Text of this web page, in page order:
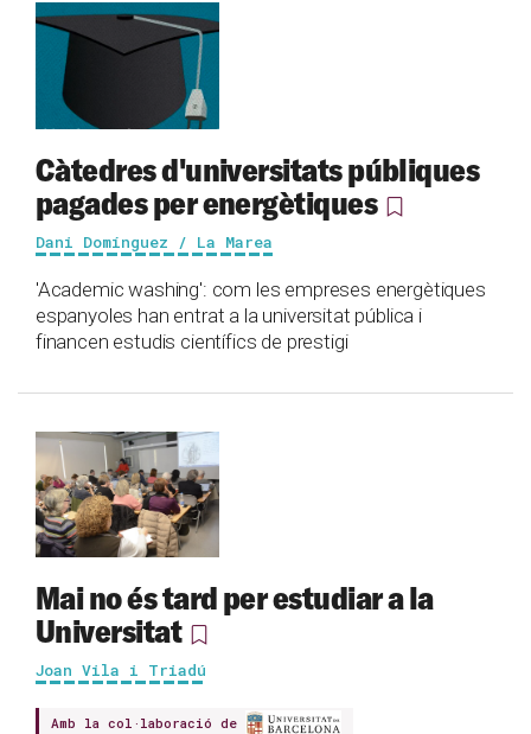
Càtedres d'universitats públiques
pagades per energètiques
Dani Domínguez / La Marea
'Academic washing': com les empreses energètiques
espanyoles han entrat a la universitat pública i
financen estudis científics de prestigi
Mai no és tard per estudiar a la
Universitat
Joan Vila i Triadú
Amb la col·laboració de